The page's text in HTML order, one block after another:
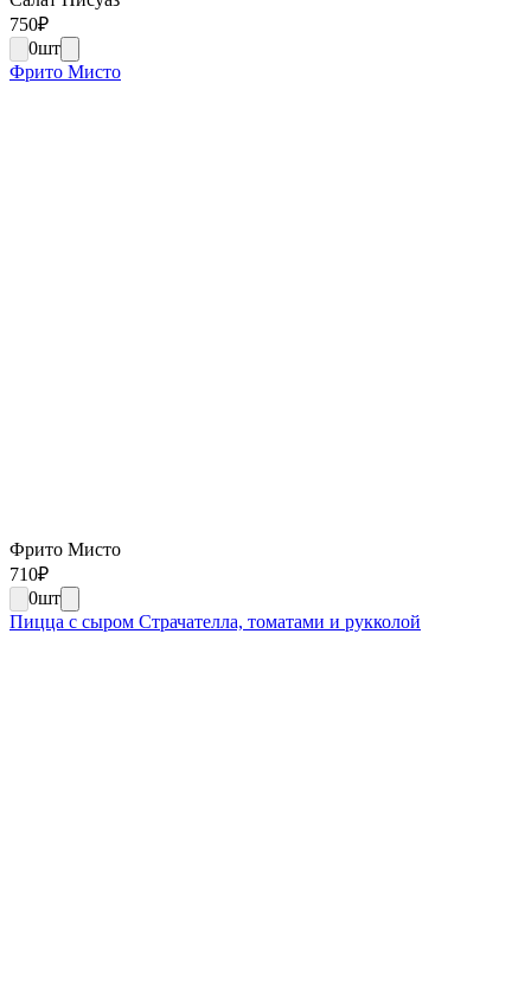
750₽
0шт
Фрито Мисто
Фрито Мисто
710₽
0шт
Пицца с сыром Страчателла, томатами и рукколой